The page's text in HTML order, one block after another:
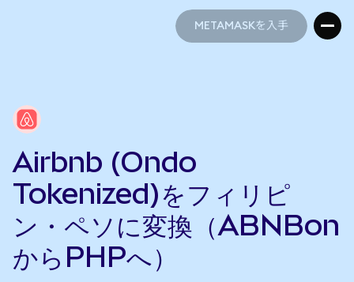
METAMASKを入手
Airbnb (Ondo
Tokenized)をフィリピ
ン・ペソに変換（ABNBon
からPHPへ）